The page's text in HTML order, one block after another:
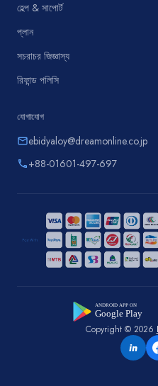
হেল্প & সাপোর্ট
প্লান
সচরাচর জিজ্ঞাস্য
রিফান্ড পলিসি
যোগাযোগ
emailebidyaloy@dreamonline.co.jp
phone+88-01601-497-697
Copyright © 2026
in